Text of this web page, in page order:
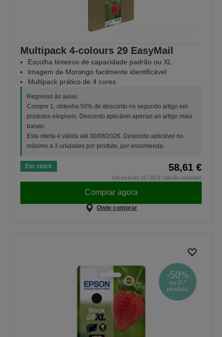
Multipack 4-colours 29 EasyMail
Escolha tinteiros de capacidade padrão ou XL
Imagem de Morango facilmente identificável
Multipack prático de 4 cores
Regresso às aulas
Compre 1, obtenha 50% de desconto no segundo artigo em
produtos elegíveis. Desconto aplicável apenas ao artigo mais
barato.
Esta oferta é válida até 30/08/2026. Desconto aplicável no
máximo a 3 unidades por produto, por encomenda.
Em stock 58,61 €
IVA incluído (47,65 € IVA não incluído)
Comprar agora
Onde comprar